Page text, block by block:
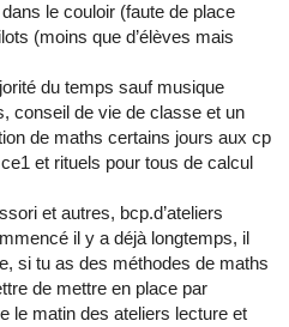
le couloir (faute de place
(moins que d’élèves mais
du temps sauf musique
conseil de vie de classe et un
de maths certains jours aux cp
et rituels pour tous de calcul
et autres, bcp.d’ateliers
il y a déjà longtemps, il
si tu as des méthodes de maths
de mettre en place par
le matin des ateliers lecture et